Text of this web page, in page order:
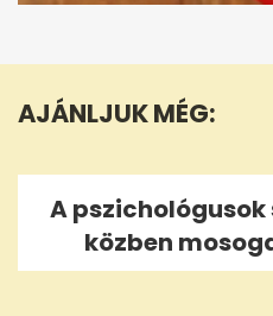
50
AJÁNLJUK MÉG:
A
közben